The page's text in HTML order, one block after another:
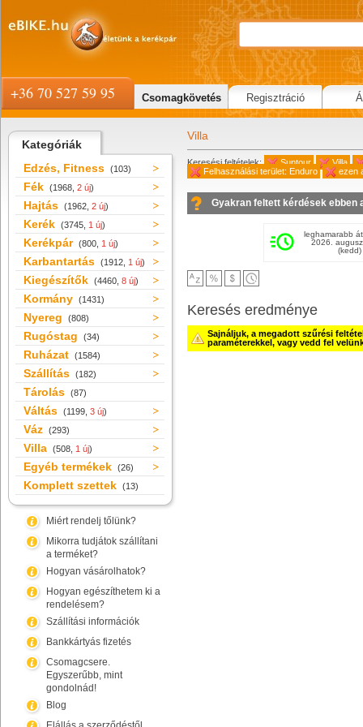
Kategóriák
Edzés, Fitness (103)
Fék (1968, 2 új)
Hajtás (1962, 2 új)
Kerék (3745, 1 új)
Kerékpár (800, 1 új)
Karbantartás (1912, 1 új)
Kiegészítők (4460, 8 új)
Kormány (1431)
Nyereg (808)
Rugóstag (34)
Ruházat (1584)
Szállítás (182)
Tárolás (87)
Váltás (1199, 3 új)
Váz (293)
Villa (508, 1 új)
Egyéb termékek (26)
Komplett szettek (13)
Miért rendelj tőlünk?
Mikorra tudjátok szállítani
a terméket?
Hogyan vásárolhatok?
Hogyan egészíthetem ki a
rendelésem?
Szállítási információk
Bankkártyás fizetés
Csomagcsere.
Egyszerűbb, mint
gondolnád!
Blog
Villa
Keresési feltételek: Suntour
Villa
Felhasználási terület: Enduro
ezen
Gyakran feltett kérdések ebben
leghamarabb
2026.
(kedd)
Keresés eredménye
Sajnáljuk, a megadott szűrési
paraméterekkel, vagy vedd fel
+36 70 527 59 95 Csomagkövetés Regisztráció